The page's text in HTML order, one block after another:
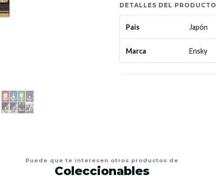
DETALLES DEL PRODUCTO
Pais Japón
Marca Ensky
Puede que te interesen otros productos de
Coleccionables